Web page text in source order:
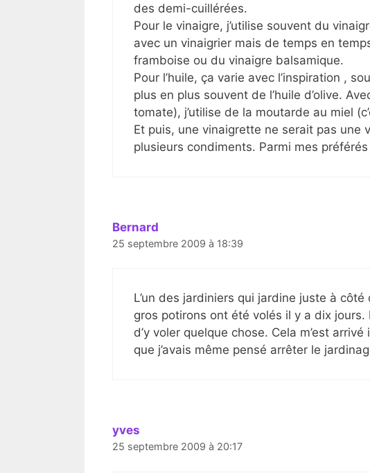
des demi-cuillérées.
Pour le vinaigre, j’utilise souvent du
avec un vinaigrier mais de temps en
framboise ou du vinaigre balsamique.
Pour l’huile, ça varie avec l’inspiration ,
plus en plus souvent de l’huile d’olive.
tomate), j’utilise de la moutarde au miel
Et puis, une vinaigrette ne serait pas une
plusieurs condiments. Parmi mes
Bernard
25 septembre 2009 à 18:39
L’un des jardiniers qui jardine juste à
gros potirons ont été volés il y a dix
d’y voler quelque chose. Cela m’est
que j’avais même pensé arrêter le
yves
25 septembre 2009 à 20:17